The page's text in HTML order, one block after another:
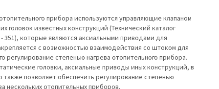
прибора используются управляющие клапаном
известных конструкций (Технический каталог
351), которые являются аксиальными приводами для
с возможностью взаимодействия со штоком для
степенью нагрева отопительного прибора.
головки, аксиальные приводы иных конструкций, в
позволяет обеспечить регулирование степенью
нескольких отопительных приборов.